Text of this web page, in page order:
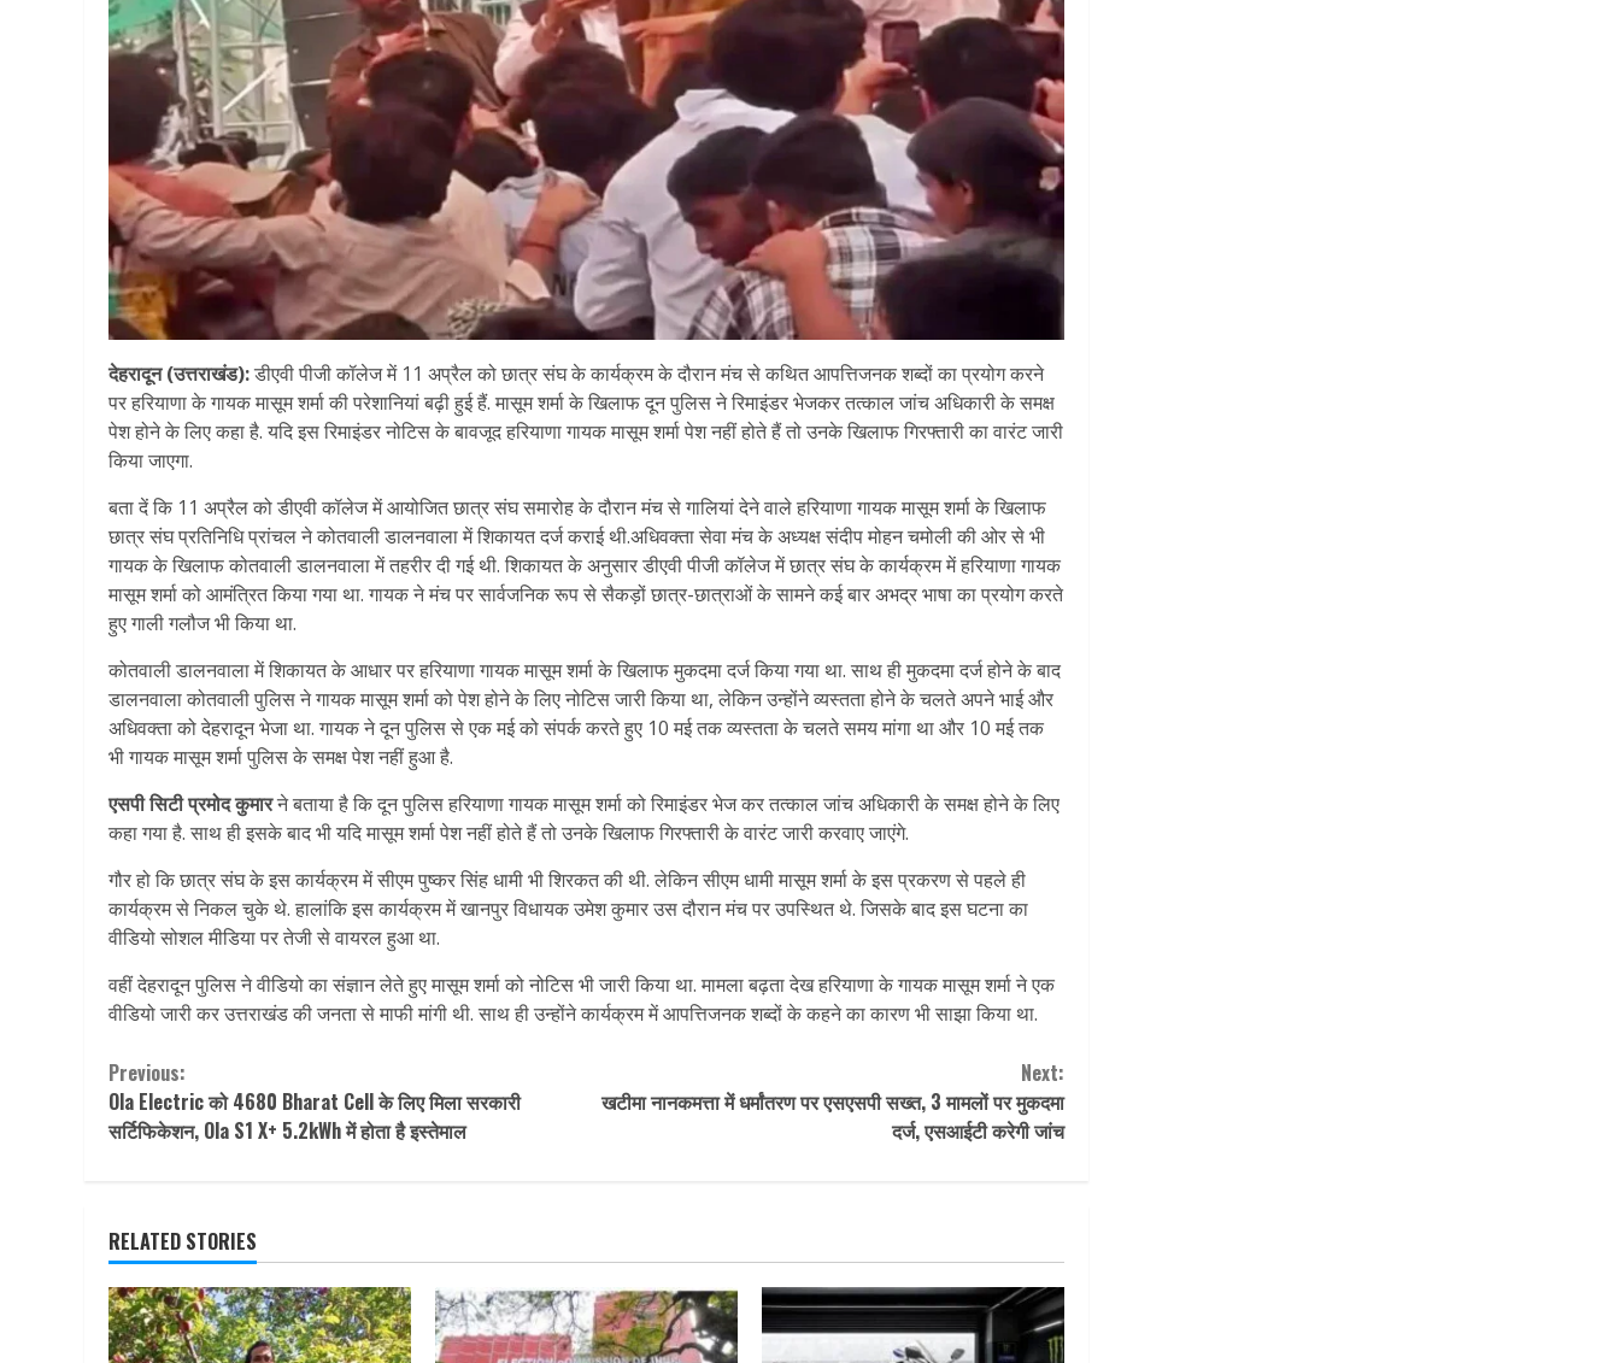
देहरादून (उत्तराखंड):डीएवी पीजी कॉलेज में 11 अप्रैल को छात्र संघ के कार्यक्रम के दौरान मंच से कथित आपत्तिजनक शब्दों का प्रयोग करने
पर हरियाणा के गायक मासूम शर्मा की परेशानियां बढ़ी हुई हैं. मासूम शर्मा के खिलाफ दून पुलिस ने रिमाइंडर भेजकर तत्काल जांच अधिकारी के समक्ष
पेश होने के लिए कहा है. यदि इस रिमाइंडर नोटिस के बावजूद हरियाणा गायक मासूम शर्मा पेश नहीं होते हैं तो उनके खिलाफ गिरफ्तारी का वारंट जारी
किया जाएगा.
बता दें कि 11 अप्रैल को डीएवी कॉलेज में आयोजित छात्र संघ समारोह के दौरान मंच से गालियां देने वाले हरियाणा गायक मासूम शर्मा के खिलाफ
छात्र संघ प्रतिनिधि प्रांचल ने कोतवाली डालनवाला में शिकायत दर्ज कराई थी.अधिवक्ता सेवा मंच के अध्यक्ष संदीप मोहन चमोली की ओर से भी
गायक के खिलाफ कोतवाली डालनवाला में तहरीर दी गई थी. शिकायत के अनुसार डीएवी पीजी कॉलेज में छात्र संघ के कार्यक्रम में हरियाणा गायक
मासूम शर्मा को आमंत्रित किया गया था. गायक ने मंच पर सार्वजनिक रूप से सैकड़ों छात्र-छात्राओं के सामने कई बार अभद्र भाषा का प्रयोग करते
हुए गाली गलौज भी किया था.
कोतवाली डालनवाला में शिकायत के आधार पर हरियाणा गायक मासूम शर्मा के खिलाफ मुकदमा दर्ज किया गया था. साथ ही मुकदमा दर्ज होने के बाद
डालनवाला कोतवाली पुलिस ने गायक मासूम शर्मा को पेश होने के लिए नोटिस जारी किया था, लेकिन उन्होंने व्यस्तता होने के चलते अपने भाई और
अधिवक्ता को देहरादून भेजा था. गायक ने दून पुलिस से एक मई को संपर्क करते हुए 10 मई तक व्यस्तता के चलते समय मांगा था और 10 मई तक
भी गायक मासूम शर्मा पुलिस के समक्ष पेश नहीं हुआ है.
एसपी सिटी प्रमोद कुमारने बताया है कि दून पुलिस हरियाणा गायक मासूम शर्मा को रिमाइंडर भेज कर तत्काल जांच अधिकारी के समक्ष होने के लिए
कहा गया है. साथ ही इसके बाद भी यदि मासूम शर्मा पेश नहीं होते हैं तो उनके खिलाफ गिरफ्तारी के वारंट जारी करवाए जाएंगे.
गौर हो कि छात्र संघ के इस कार्यक्रम में सीएम पुष्कर सिंह धामी भी शिरकत की थी. लेकिन सीएम धामी मासूम शर्मा के इस प्रकरण से पहले ही
कार्यक्रम से निकल चुके थे. हालांकि इस कार्यक्रम में खानपुर विधायक उमेश कुमार उस दौरान मंच पर उपस्थित थे. जिसके बाद इस घटना का
वीडियो सोशल मीडिया पर तेजी से वायरल हुआ था.
वहीं देहरादून पुलिस ने वीडियो का संज्ञान लेते हुए मासूम शर्मा को नोटिस भी जारी किया था. मामला बढ़ता देख हरियाणा के गायक मासूम शर्मा ने एक
वीडियो जारी कर उत्तराखंड की जनता से माफी मांगी थी. साथ ही उन्होंने कार्यक्रम में आपत्तिजनक शब्दों के कहने का कारण भी साझा किया था.
Continue
Reading
Previous:
Ola Electric को 4680 Bharat Cell के लिए मिला सरकारी
सर्टिफिकेशन, Ola S1 X+ 5.2kWh में होता है इस्तेमाल
Next:
खटीमा नानकमत्ता में धर्मांतरण पर एसएसपी सख्त, 3 मामलों पर मुकदमा
दर्ज, एसआईटी करेगी जांच
RELATED STORIES